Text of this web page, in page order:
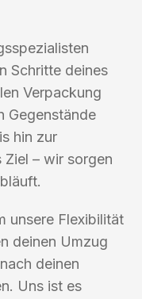
Schritte deines
Verpackung
Gegenstände
hin zur
– wir sorgen
unsere Flexibilität
deinen Umzug
deinen
Uns ist es